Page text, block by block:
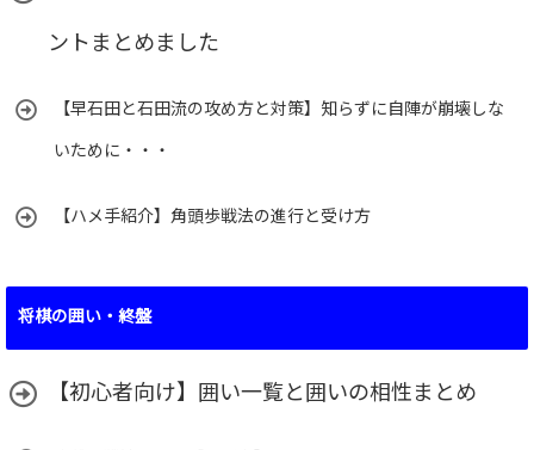
ントまとめました
【早石田と石田流の攻め方と対策】知らずに自陣が崩壊しな
いために・・・
【ハメ手紹介】角頭歩戦法の進行と受け方
将棋の囲い・終盤
【初心者向け】囲い一覧と囲いの相性まとめ